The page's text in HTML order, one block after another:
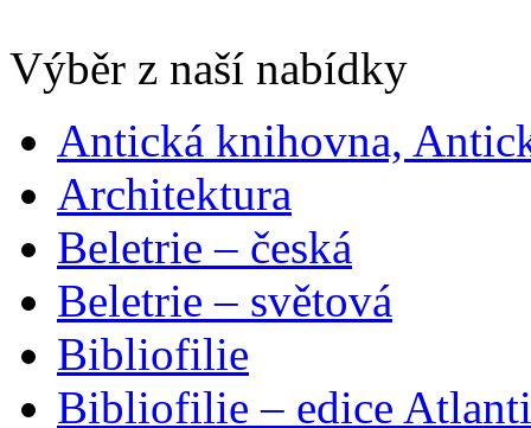
Výběr z naší nabídky
Antická knihovna,
Architektura
Beletrie – česká
Beletrie – světová
Bibliofilie
Bibliofilie – edice